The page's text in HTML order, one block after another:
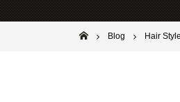
池田市石橋の美容室なら
Blog Hair Style